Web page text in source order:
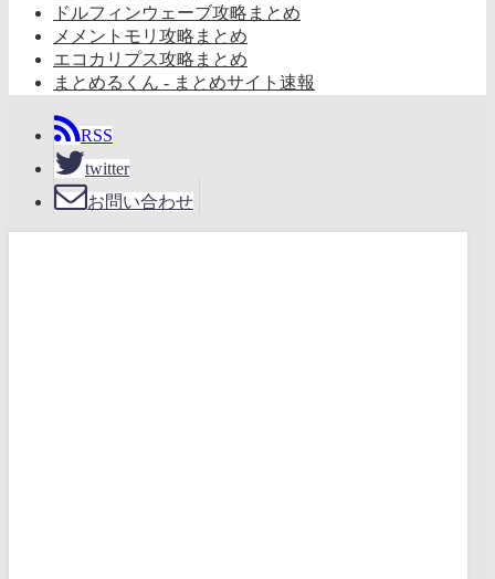
ドルフィンウェーブ攻略まとめ
メメントモリ攻略まとめ
エコカリプス攻略まとめ
まとめるくん - まとめサイト速報
RSS
twitter
お問い合わせ